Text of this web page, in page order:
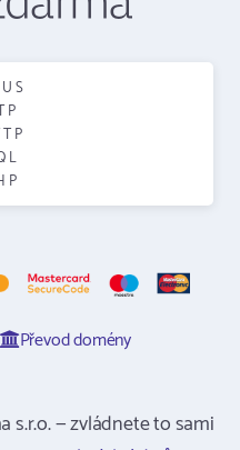
Převod domény
— zvládnete to sami